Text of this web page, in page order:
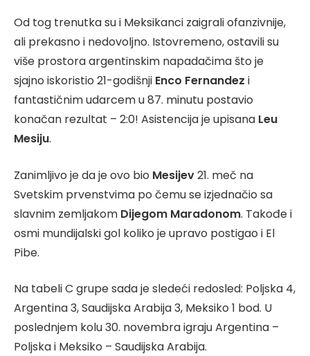
Od tog trenutka su i Meksikanci zaigrali ofanzivnije,
ali prekasno i nedovoljno. Istovremeno, ostavili su
više prostora argentinskim napadačima što je
sjajno iskoristio 21-godišnji Enco Fernandez i
fantastičnim udarcem u 87. minutu postavio
konačan rezultat – 2:0! Asistencija je upisana Leu
Mesiju.
Zanimljivo je da je ovo bio Mesijev21. meč na
Svetskim prvenstvima po čemu se izjednačio sa
slavnim zemljakom Dijegom Maradonom. Takođe i
osmi mundijalski gol koliko je upravo postigao i El
Pibe.
Na tabeli C grupe sada je sledeći redosled: Poljska 4,
Argentina 3, Saudijska Arabija 3, Meksiko 1 bod. U
poslednjem kolu 30. novembra igraju Argentina –
Poljska i Meksiko – Saudijska Arabija.